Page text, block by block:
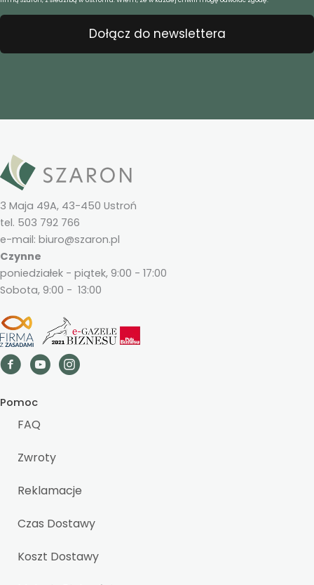
Dołącz do newslettera
3 Maja 49A, 43-450 Ustroń
tel. 503 792 766
e-mail: biuro@szaron.pl
Czynne
poniedziałek - piątek, 9:00 - 17:00
Sobota, 9:00 - 13:00
Pomoc
FAQ
Zwroty
Reklamacje
Czas Dostawy
Koszt Dostawy